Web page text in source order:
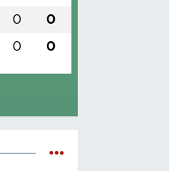
0 0
0 0